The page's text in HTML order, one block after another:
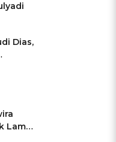
Dias,
Lama